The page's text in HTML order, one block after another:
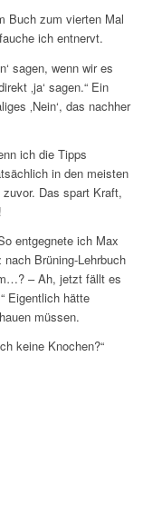
Buch zum vierten Mal
ich entnervt.
sagen, wenn wir es
‚ja‘ sagen.“ Ein
‚Nein‘, das nachher
ich die Tipps
in den meisten
Das spart Kraft,
entgegnete ich Max
nach Brüning-Lehrbuch
– Ah, jetzt fällt es
Eigentlich hätte
müssen.
keine Knochen?“